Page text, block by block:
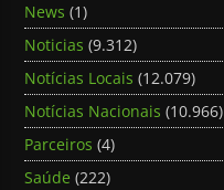
News (1)
Noticias (9.312)
Notícias Locais (12.079)
Notícias Nacionais (10.966)
Parceiros (4)
Saúde (222)